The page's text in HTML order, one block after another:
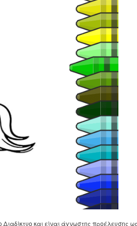
και είναι άγνωστης προέλευσης